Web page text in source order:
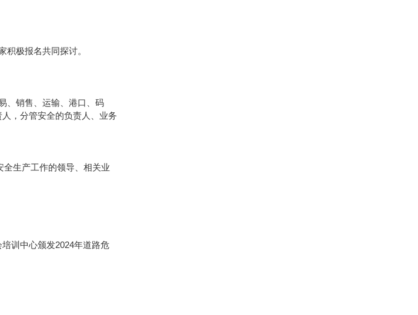
极报名共同探讨。
、销售、运输、港口、码
，分管安全的负责人、业务
生产工作的领导、相关业
训中心颁发2024年道路危